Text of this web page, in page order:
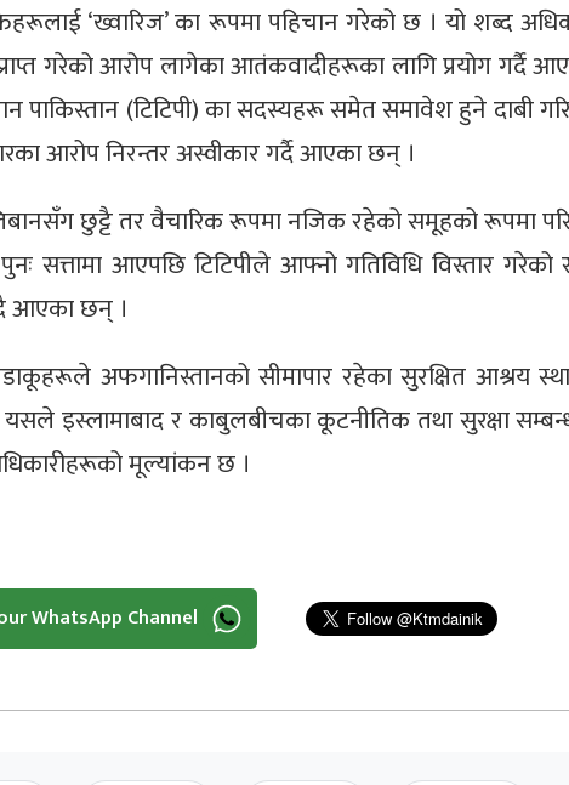
‘ख्वारिज’ का रूपमा पहिचान गरेको छ । यो शब्द
गरेको आरोप लागेका आतंकवादीहरूका लागि प्रयोग गर्दै
पाकिस्तान (टिटिपी) का सदस्यहरू समेत समावेश हुने दाबी
आरोप निरन्तर अस्वीकार गर्दै आएका छन् ।
छुट्टै तर वैचारिक रूपमा नजिक रहेको समूहको रूपमा
सत्तामा आएपछि टिटिपीले आफ्नो गतिविधि विस्तार
आएका छन् ।
अफगानिस्तानको सीमापार रहेका सुरक्षित आश्रय
यसले इस्लामाबाद र काबुलबीचका कूटनीतिक तथा सुरक्षा
मूल्यांकन छ ।
WhatsApp Channel